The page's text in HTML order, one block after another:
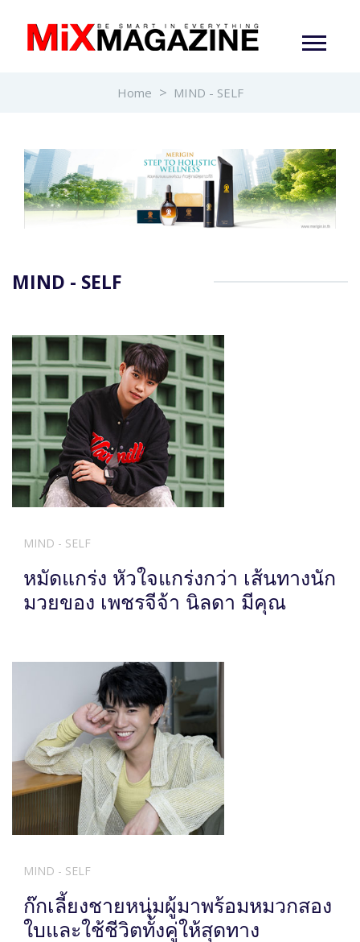
Home MIND - SELF
MIND - SELF
MIND - SELF
หมัดแกร่ง หัวใจแกร่งกว่า เส้นทางนัก
มวยของ เพชรจีจ้า นิลดา มีคุณ
MIND - SELF
ก๊กเลี้ยงชายหนุ่มผู้มาพร้อมหมวกสอง
ใบและใช้ชีวิตทั้งคู่ให้สุดทาง